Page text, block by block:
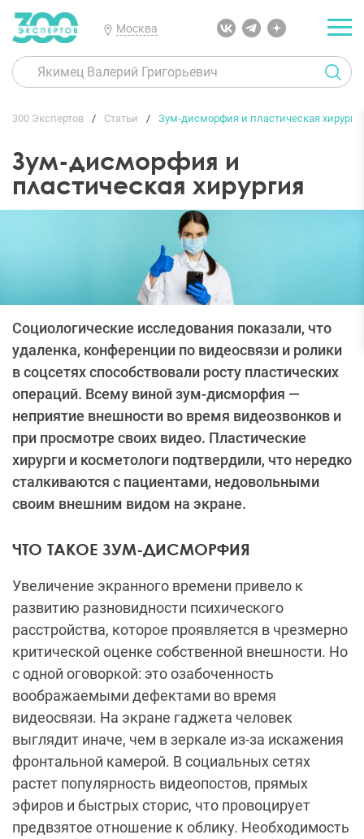
Москва
300 Экспертов Статьи Зум-дисморфия и пластическая
Зум-дисморфия и
пластическая хирургия
Социологические исследования показали, что
удаленка, конференции по видеосвязи и ролики
в соцсетях способствовали росту пластических
операций. Всему виной зум-дисморфия —
неприятие внешности во время видеозвонков и
при просмотре своих видео. Пластические
хирурги и косметологи подтвердили, что нередко
сталкиваются с пациентами, недовольными
своим внешним видом на экране.
ЧТО ТАКОЕ ЗУМ-ДИСМОРФИЯ
Увеличение экранного времени привело к
развитию разновидности психического
расстройства, которое проявляется в чрезмерно
критической оценке собственной внешности. Но
с одной оговоркой: это озабоченность
воображаемыми дефектами во время
видеосвязи. На экране гаджета человек
выглядит иначе, чем в зеркале из-за искажения
фронтальной камерой. В социальных сетях
растет популярность видеопостов, прямых
эфиров и быстрых сторис, что провоцирует
предвзятое отношение к облику. Необходимость